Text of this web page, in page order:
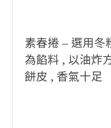
素春捲 – 選用冬
為餡料 , 以油炸
餅皮 , 香氣十足